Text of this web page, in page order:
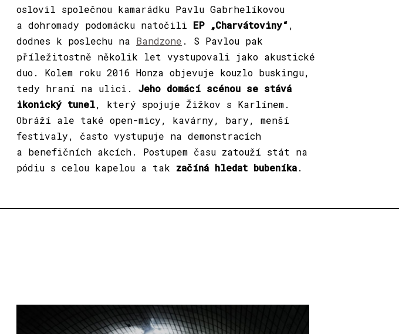
oslovil společnou kamarádku Pavlu Gabrhelíkovou
a dohromady podomácku natočili EP „Charvátoviny“,
dodnes k poslechu na Bandzone . S Pavlou pak
příležitostně několik let vystupovali jako akustické
duo. Kolem roku 2016 Honza objevuje kouzlo buskingu,
tedy hraní na ulici. Jeho domácí scénou se stává
ikonický tunel, který spojuje Žižkov s Karlínem.
Obráží ale také open-micy, kavárny, bary, menší
festivaly, často vystupuje na demonstracích
a benefičních akcích. Postupem času zatouží stát na
pódiu s celou kapelou a tak začíná hledat bubeníka.